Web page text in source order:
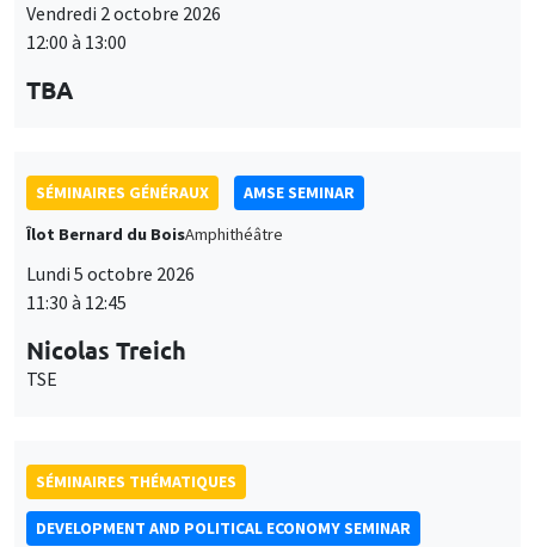
Vendredi 2 octobre 2026
12:00 à 13:00
TBA
SÉMINAIRES GÉNÉRAUX
AMSE SEMINAR
Îlot Bernard du BoisAmphithéâtre
Lundi 5 octobre 2026
11:30 à 12:45
Nicolas Treich
TSE
SÉMINAIRES THÉMATIQUES
DEVELOPMENT AND POLITICAL ECONOMY SEMINAR